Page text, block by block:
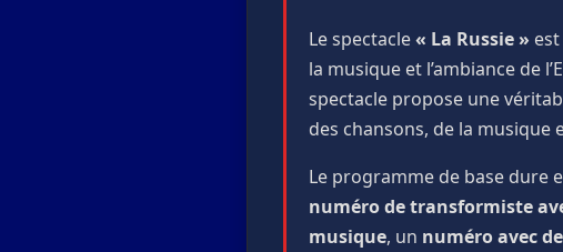
Le spectacle« La Russie »
la musique et l’ambiance de
spectacle propose une
des chansons, de la
Le programme de base dure
numéro de transformiste
musique, un numéro avec